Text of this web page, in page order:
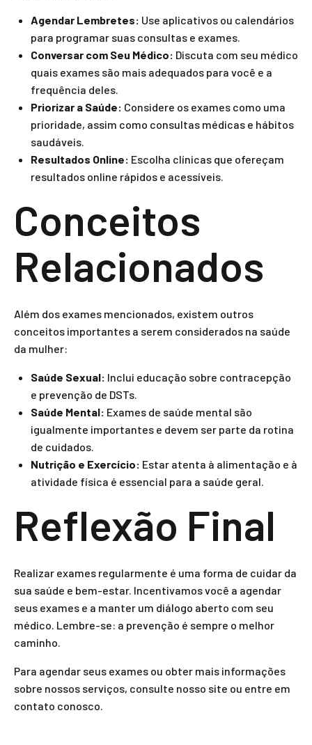
Agendar Lembretes: Use aplicativos ou calendários
para programar suas consultas e exames.
Conversar com Seu Médico: Discuta com seu médico
quais exames são mais adequados para você e a
frequência deles.
Priorizar a Saúde: Considere os exames como uma
prioridade, assim como consultas médicas e hábitos
saudáveis.
Resultados Online: Escolha clínicas que ofereçam
resultados online rápidos e acessíveis.
Conceitos
Relacionados
Além dos exames mencionados, existem outros
conceitos importantes a serem considerados na saúde
da mulher:
Saúde Sexual: Inclui educação sobre contracepção
e prevenção de DSTs.
Saúde Mental: Exames de saúde mental são
igualmente importantes e devem ser parte da rotina
de cuidados.
Nutrição e Exercício: Estar atenta à alimentação e à
atividade física é essencial para a saúde geral.
Reflexão Final
Realizar exames regularmente é uma forma de cuidar da
sua saúde e bem-estar. Incentivamos você a agendar
seus exames e a manter um diálogo aberto com seu
médico. Lembre-se: a prevenção é sempre o melhor
caminho.
Para agendar seus exames ou obter mais informações
sobre nossos serviços, consulte nosso site ou entre em
contato conosco.